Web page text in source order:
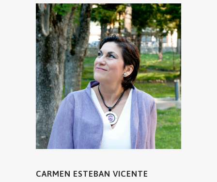
CARMEN ESTEBAN VICENTE